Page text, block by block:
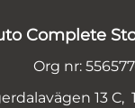
Complete
Org nr:
13 C,